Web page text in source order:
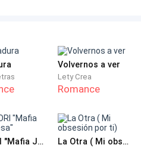
¿me quieres ver la
comprender que…
del rostro de su cliente era
moriría allí mismo como
Volvernos a ver
Lety Crea
Romance
TEBORI "Mafia Japonesa" La Otra ( Mi obsesión por ti)